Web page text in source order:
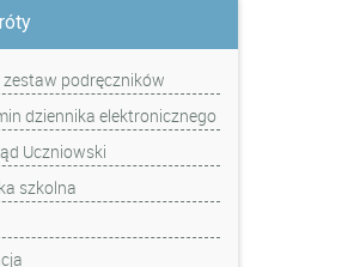
zestaw podręczników
dziennika elektronicznego
Uczniowski
szkolna